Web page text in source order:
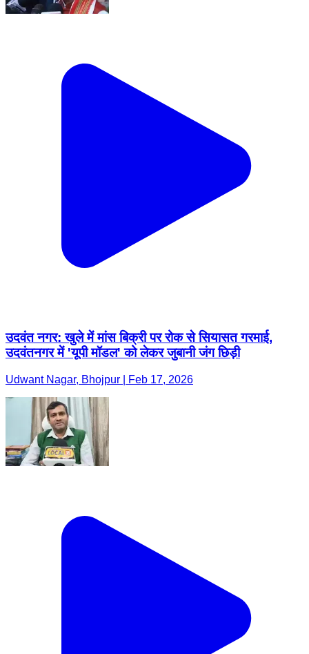
उदवंत नगर: खुले में मांस बिक्री पर रोक से सियासत गरमाई,
उदवंतनगर में 'यूपी मॉडल' को लेकर जुबानी जंग छिड़ी
Udwant Nagar, Bhojpur | Feb 17, 2026